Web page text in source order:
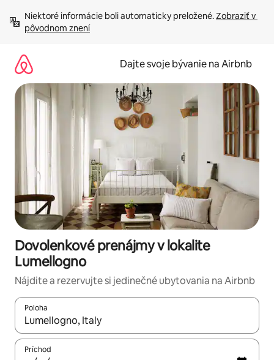
obsah.
Niektoré informácie boli automaticky preložené. Zobraziť v
pôvodnom znení
Dajte svoje bývanie na Airbnb
Dovolenkové prenájmy v lokalite
Lumellogno
Nájdite a rezervujte si jedinečné ubytovania na Airbnb
Poloha
Keď budú výsledky k dispozícii, môžete si ich prechádzať
Príchod